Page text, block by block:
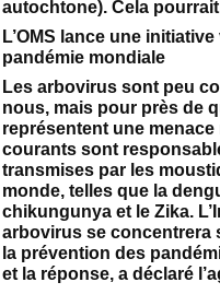
autochtone). Cela
L’OMS lance une
pandémie mondiale
Les arbovirus sont peu
nous, mais pour près de
représentent une
courants sont
transmises par les
monde, telles que la
chikungunya et le Zika.
arbovirus se concentrera
la prévention des
et la réponse, a déclaré